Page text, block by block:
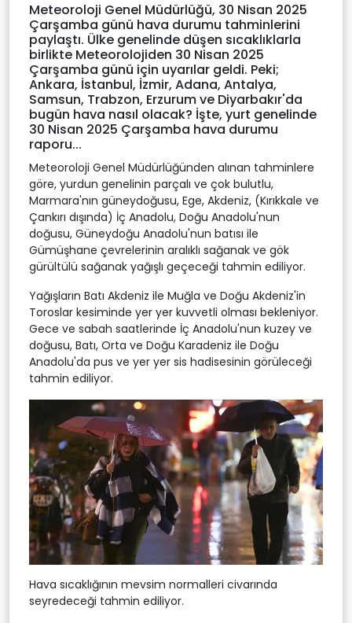
Meteoroloji Genel Müdürlüğü, 30 Nisan 2025
Çarşamba günü hava durumu tahminlerini
paylaştı. Ülke genelinde düşen sıcaklıklarla
birlikte Meteorolojiden 30 Nisan 2025
Çarşamba günü için uyarılar geldi. Peki;
Ankara, İstanbul, İzmir, Adana, Antalya,
Samsun, Trabzon, Erzurum ve Diyarbakır'da
bugün hava nasıl olacak? İşte, yurt genelinde
30 Nisan 2025 Çarşamba hava durumu
raporu...
Meteoroloji Genel Müdürlüğünden alınan tahminlere
göre, yurdun genelinin parçalı ve çok bulutlu,
Marmara'nın güneydoğusu, Ege, Akdeniz, (Kırıkkale ve
Çankırı dışında) İç Anadolu, Doğu Anadolu'nun
doğusu, Güneydoğu Anadolu'nun batısı ile
Gümüşhane çevrelerinin aralıklı sağanak ve gök
gürültülü sağanak yağışlı geçeceği tahmin ediliyor.
Yağışların Batı Akdeniz ile Muğla ve Doğu Akdeniz'in
Toroslar kesiminde yer yer kuvvetli olması bekleniyor.
Gece ve sabah saatlerinde İç Anadolu'nun kuzey ve
doğusu, Batı, Orta ve Doğu Karadeniz ile Doğu
Anadolu'da pus ve yer yer sis hadisesinin görüleceği
tahmin ediliyor.
Hava sıcaklığının mevsim normalleri civarında
seyredeceği tahmin ediliyor.